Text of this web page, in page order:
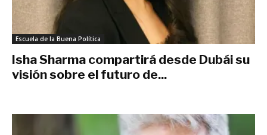
Escuela de la Buena Política
Isha Sharma compartirá desde Dubái su
visión sobre el futuro de...